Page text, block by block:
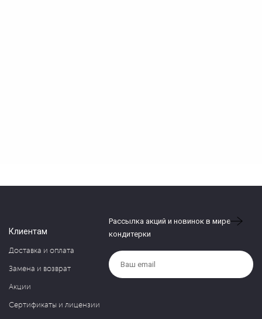
Клиентам
Доставка и оплата
Замена и возврат
Акции
Сертификаты и лицензии
Рассылка акций и новинок в мире
кондитерки